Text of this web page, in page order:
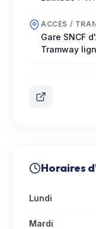
ACCÈS /
Gare SNCF
Tramway
Horaires
Lundi
Mardi